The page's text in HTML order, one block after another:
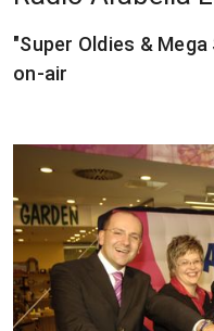
"Super Oldies &
on-air